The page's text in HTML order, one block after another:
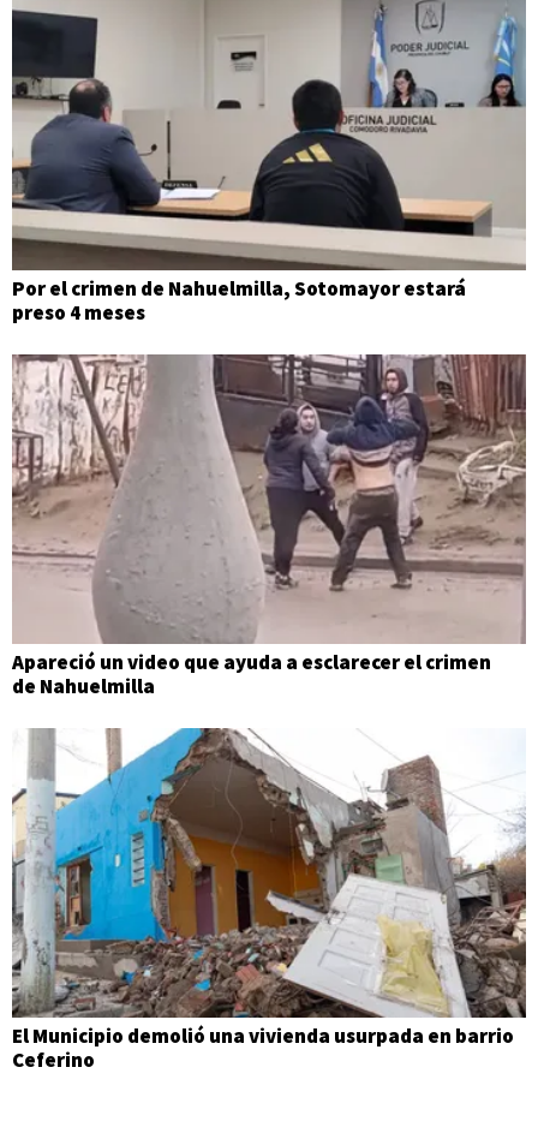
Por el crimen de Nahuelmilla, Sotomayor estará
preso 4 meses
Apareció un video que ayuda a esclarecer el crimen
de Nahuelmilla
El Municipio demolió una vivienda usurpada en barrio
Ceferino